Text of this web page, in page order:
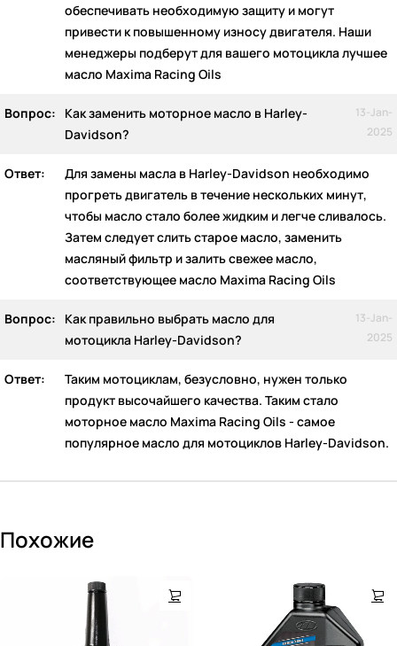
обеспечивать необходимую защиту и могут
привести к повышенному износу двигателя. Наши
менеджеры подберут для вашего мотоцикла лучшее
масло Maxima Racing Oils
Вопрос:
Как заменить моторное масло в Harley-
Davidson?
13-Jan-
2025
Ответ:
Для замены масла в Harley-Davidson необходимо
прогреть двигатель в течение нескольких минут,
чтобы масло стало более жидким и легче сливалось.
Затем следует слить старое масло, заменить
масляный фильтр и залить свежее масло,
соответствующее масло Maxima Racing Oils
Вопрос:
Как правильно выбрать масло для
мотоцикла Harley-Davidson?
13-Jan-
2025
Ответ:
Таким мотоциклам, безусловно, нужен только
продукт высочайшего качества. Таким стало
моторное масло Maxima Racing Oils - самое
популярное масло для мотоциклов Harley-Davidson.
Похожие